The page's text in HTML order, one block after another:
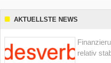
AKTUELLSTE NEWS
relativ